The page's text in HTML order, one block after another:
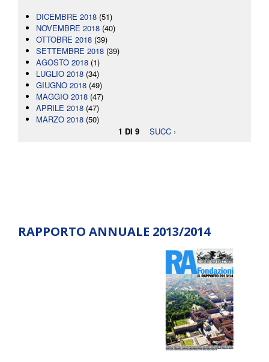
DICEMBRE 2018 (51)
NOVEMBRE 2018 (40)
OTTOBRE 2018 (39)
SETTEMBRE 2018 (39)
AGOSTO 2018 (1)
LUGLIO 2018 (34)
GIUGNO 2018 (49)
MAGGIO 2018 (47)
APRILE 2018 (47)
MARZO 2018 (50)
1 DI 9
SUCC ›
RAPPORTO ANNUALE 2013/2014